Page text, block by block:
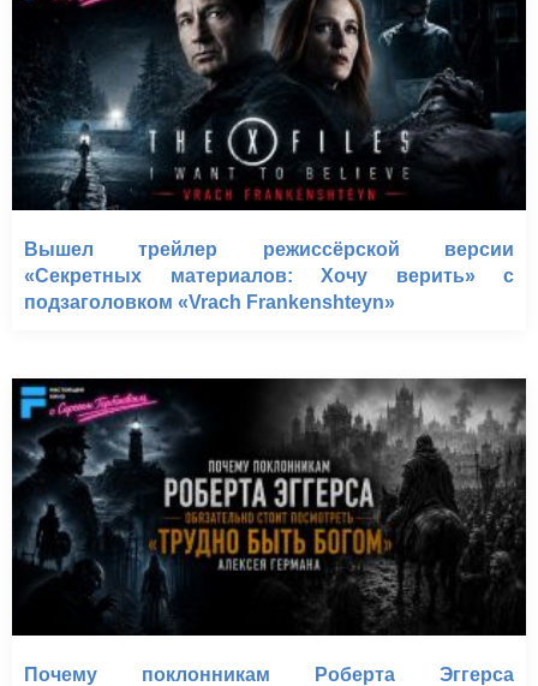
Вышел трейлер режиссёрской версии
«Секретных материалов: Хочу верить» с
подзаголовком «Vrach Frankenshteyn»
Почему поклонникам Роберта Эггерса